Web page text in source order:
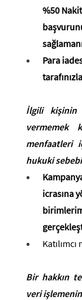
%50
Para
İlgili kişinin
vermemek
menfaatleri
hukuki
icrasına
Bir hakkın
veri